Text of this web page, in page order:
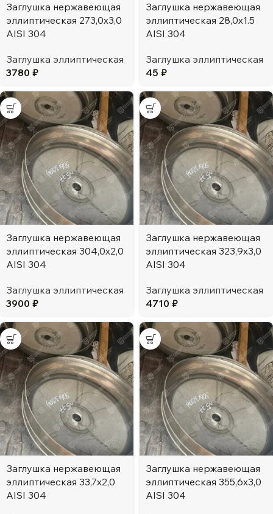
Заглушка нержавеющая
эллиптическая 273,0х3,0
AISI 304
Заглушка эллиптическая
3780 ₽
Заглушка нержавеющая
эллиптическая 28,0х1.5
AISI 304
Заглушка эллиптическая
45 ₽
Заглушка нержавеющая
эллиптическая 304,0х2,0
AISI 304
Заглушка эллиптическая
3900 ₽
Заглушка нержавеющая
эллиптическая 323,9х3,0
AISI 304
Заглушка эллиптическая
4710 ₽
Заглушка нержавеющая
эллиптическая 33,7х2,0
AISI 304
Заглушка нержавеющая
эллиптическая 355,6х3,0
AISI 304